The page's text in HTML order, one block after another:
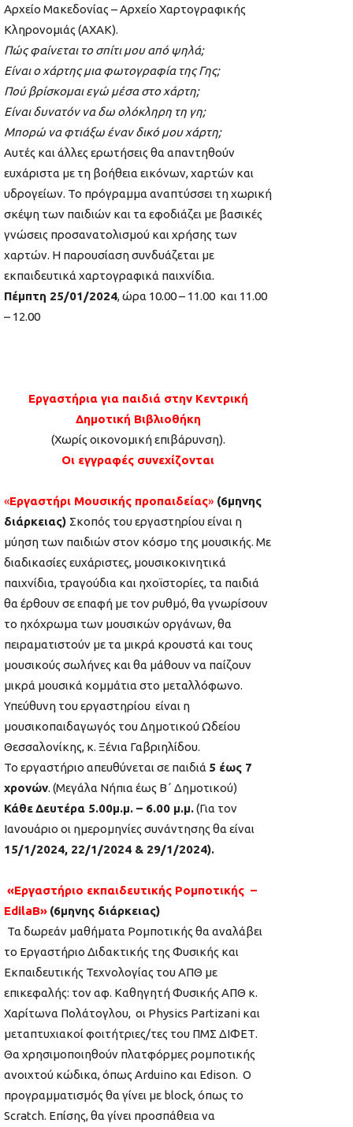
Αρχείο Μακεδονίας – Αρχείο Χαρτογραφικής
Κληρονομιάς (ΑΧΑΚ).
Πώς φαίνεται το σπίτι μου από ψηλά;
Είναι ο χάρτης μια φωτογραφία της Γης;
Πού βρίσκομαι εγώ μέσα στο χάρτη;
Είναι δυνατόν να δω ολόκληρη τη γη;
Μπορώ να φτιάξω έναν δικό μου χάρτη;
Αυτές και άλλες ερωτήσεις θα απαντηθούν
ευχάριστα με τη βοήθεια εικόνων, χαρτών και
υδρογείων. Το πρόγραμμα αναπτύσσει τη χωρική
σκέψη των παιδιών και τα εφοδιάζει με βασικές
γνώσεις προσανατολισμού και χρήσης των
χαρτών. Η παρουσίαση συνδυάζεται με
εκπαιδευτικά χαρτογραφικά παιχνίδια.
Πέμπτη 25/01/2024, ώρα 10.00 – 11.00 και 11.00
– 12.00
Εργαστήρια για παιδιά στην Κεντρική
Δημοτική Βιβλιοθήκη
(Χωρίς οικονομική επιβάρυνση).
Οι εγγραφές συνεχίζονται
«Εργαστήρι Μουσικής προπαιδείας» (6μηνης
διάρκειας) Σκοπός του εργαστηρίου είναι η
μύηση των παιδιών στον κόσμο της μουσικής. Με
διαδικασίες ευχάριστες, μουσικοκινητικά
παιχνίδια, τραγούδια και ηχοϊστορίες, τα παιδιά
θα έρθουν σε επαφή με τον ρυθμό, θα γνωρίσουν
το ηχόχρωμα των μουσικών οργάνων, θα
πειραματιστούν με τα μικρά κρουστά και τους
μουσικούς σωλήνες και θα μάθουν να παίζουν
μικρά μουσικά κομμάτια στο μεταλλόφωνο.
Υπεύθυνη του εργαστηρίου είναι η
μουσικοπαιδαγωγός του Δημοτικού Ωδείου
Θεσσαλονίκης, κ. Ξένια Γαβριηλίδου.
Το εργαστήριο απευθύνεται σε παιδιά 5 έως 7
χρονών. (Μεγάλα Νήπια έως Β΄ Δημοτικού)
ΚάθεΔευτέρα 5.00μ.μ. – 6.00 μ.μ.(Για τον
Ιανουάριο οι ημερομηνίες συνάντησης θα είναι
15/1/2024, 22/1/2024 & 29/1/2024).
«Εργαστήριo εκπαιδευτικής Ρομποτικής –
EdilaB» (6μηνης διάρκειας)
Τα δωρεάν μαθήματα Ρομποτικής θα αναλάβει
το Εργαστήριο Διδακτικής της Φυσικής και
Εκπαιδευτικής Τεχνολογίας του ΑΠΘ με
επικεφαλής: τον αφ. Καθηγητή Φυσικής ΑΠΘ κ.
Χαρίτωνα Πολάτογλου, οι Physics Partizani και
μεταπτυχιακοί φοιτήτριες/τες του ΠΜΣ ΔΙΦΕΤ.
Θα χρησιμοποιηθούν πλατφόρμες ρομποτικής
ανοιχτού κώδικα, όπως Arduino και Edison. Ο
προγραμματισμός θα γίνει με block, όπως το
Scratch. Επίσης, θα γίνει προσπάθεια να